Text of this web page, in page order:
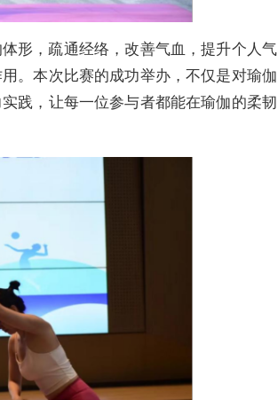
形，疏通经络，改善气血，提升个人气
。本次比赛的成功举办，不仅是对瑜伽
践，让每一位参与者都能在瑜伽的柔韧